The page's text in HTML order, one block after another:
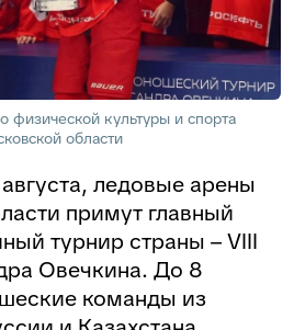
физической культуры и спорта
области
ледовые арены
примут главный
турнир страны – VIII
Овечкина. До 8
команды из